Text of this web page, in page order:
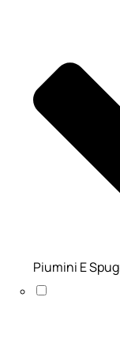
Piumini E